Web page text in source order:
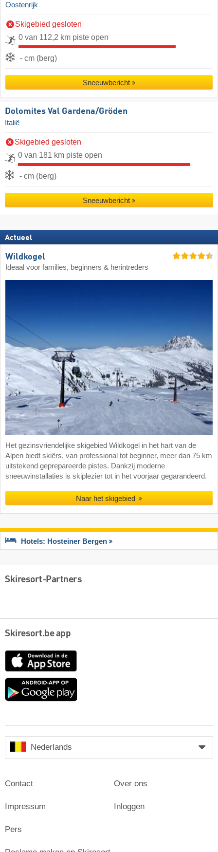
Oostenrijk
Skigebied gesloten
0 van 112,2 km piste open
- cm (berg)
Sneeuwbericht
Dolomites Val Gardena/​Gröden
Italië
Skigebied gesloten
0 van 181 km piste open
- cm (berg)
Sneeuwbericht
Actueel
Wildkogel
Ideaal voor families, beginners & herintreders
Het gezinsvriendelijke skigebied Wildkogel in het hart van de
Alpen biedt skiërs, van professional tot beginner, meer dan 75 km
uitstekend geprepareerde pistes. Dankzij moderne
sneeuwinstallaties is skiplezier tot in het voorjaar gegarandeerd.
Naar het skigebied
Hotels: Hosteiner Bergen
Skiresort-Partners
Skiresort.be app
App
Google
Nederlands
Contact
Impressum
Pers
Over ons
Inloggen